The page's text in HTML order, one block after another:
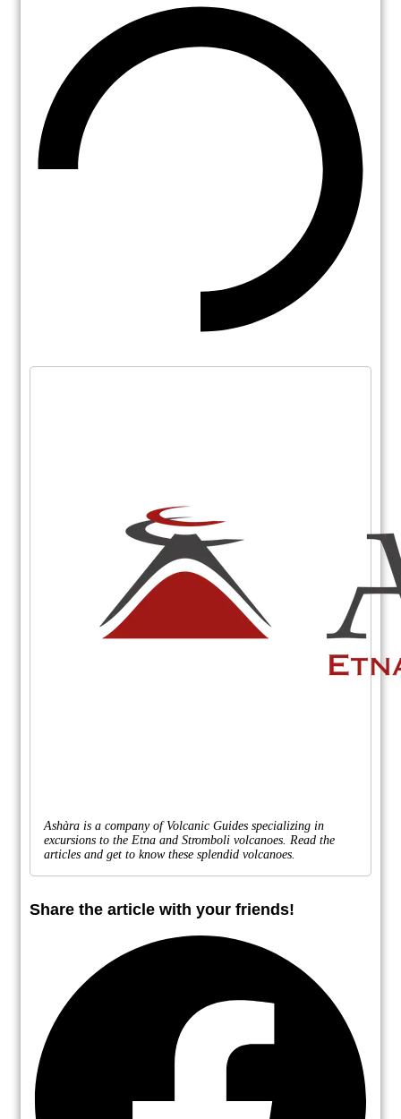
Ashàra is a company of Volcanic Guides specializing in
excursions to the Etna and Stromboli volcanoes. Read the
articles and get to know these splendid volcanoes.
Share the article with your friends!